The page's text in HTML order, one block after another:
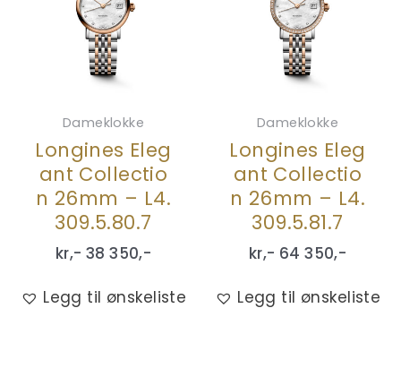
Dameklokke
Longines Eleg
ant Collectio
n 26mm – L4.
309.5.80.7
kr,- 38 350,-
Legg til ønskeliste
Dameklokke
Longines Eleg
ant Collectio
n 26mm – L4.
309.5.81.7
kr,- 64 350,-
Legg til ønskeliste